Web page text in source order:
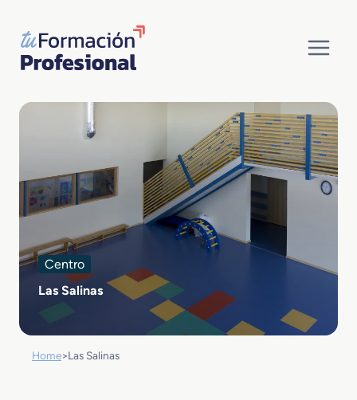
contenido
Centro
Las Salinas
Home>Las Salinas